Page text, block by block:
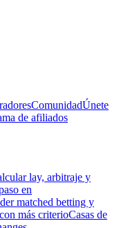
ComunidadÚnete
de afiliados
lay, arbitraje y
en
matched betting y
más criterioCasas de